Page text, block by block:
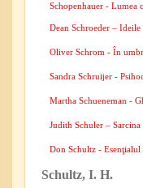
Schopenhauer - Lumea
Dean Schroeder – Ideile
Oliver Schrom - În
Sandra Schruijer -
Martha Schueneman -
Judith Schuler – Sarcina
Don Schultz -
Schultz, I. H.